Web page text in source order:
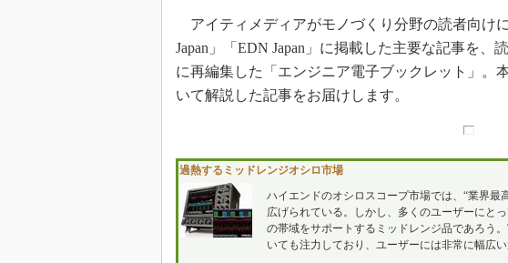
計測器メーカーから見た5G
USB Type-Cの登場で評価試験はど
う変わる？
IoT時代の無線規格を知る【Thread
アイティメディアがモノづくり分野の読者向け
Japan」「EDN Japan」に掲載した主要な記事を、
に再編集した「エンジニア電子ブックレット」。
いて解説した記事をお届けします。
過熱するミッドレンジオシロ市場
ハイエンドのオシロスコープ市場では、“業界最
広げられている。しかし、多くのユーザーにと
の帯域をサポートするミッドレンジ品であろう
いても注力しており、ユーザーには非常に幅広